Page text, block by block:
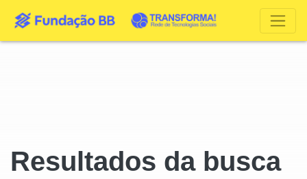
Resultados da busca